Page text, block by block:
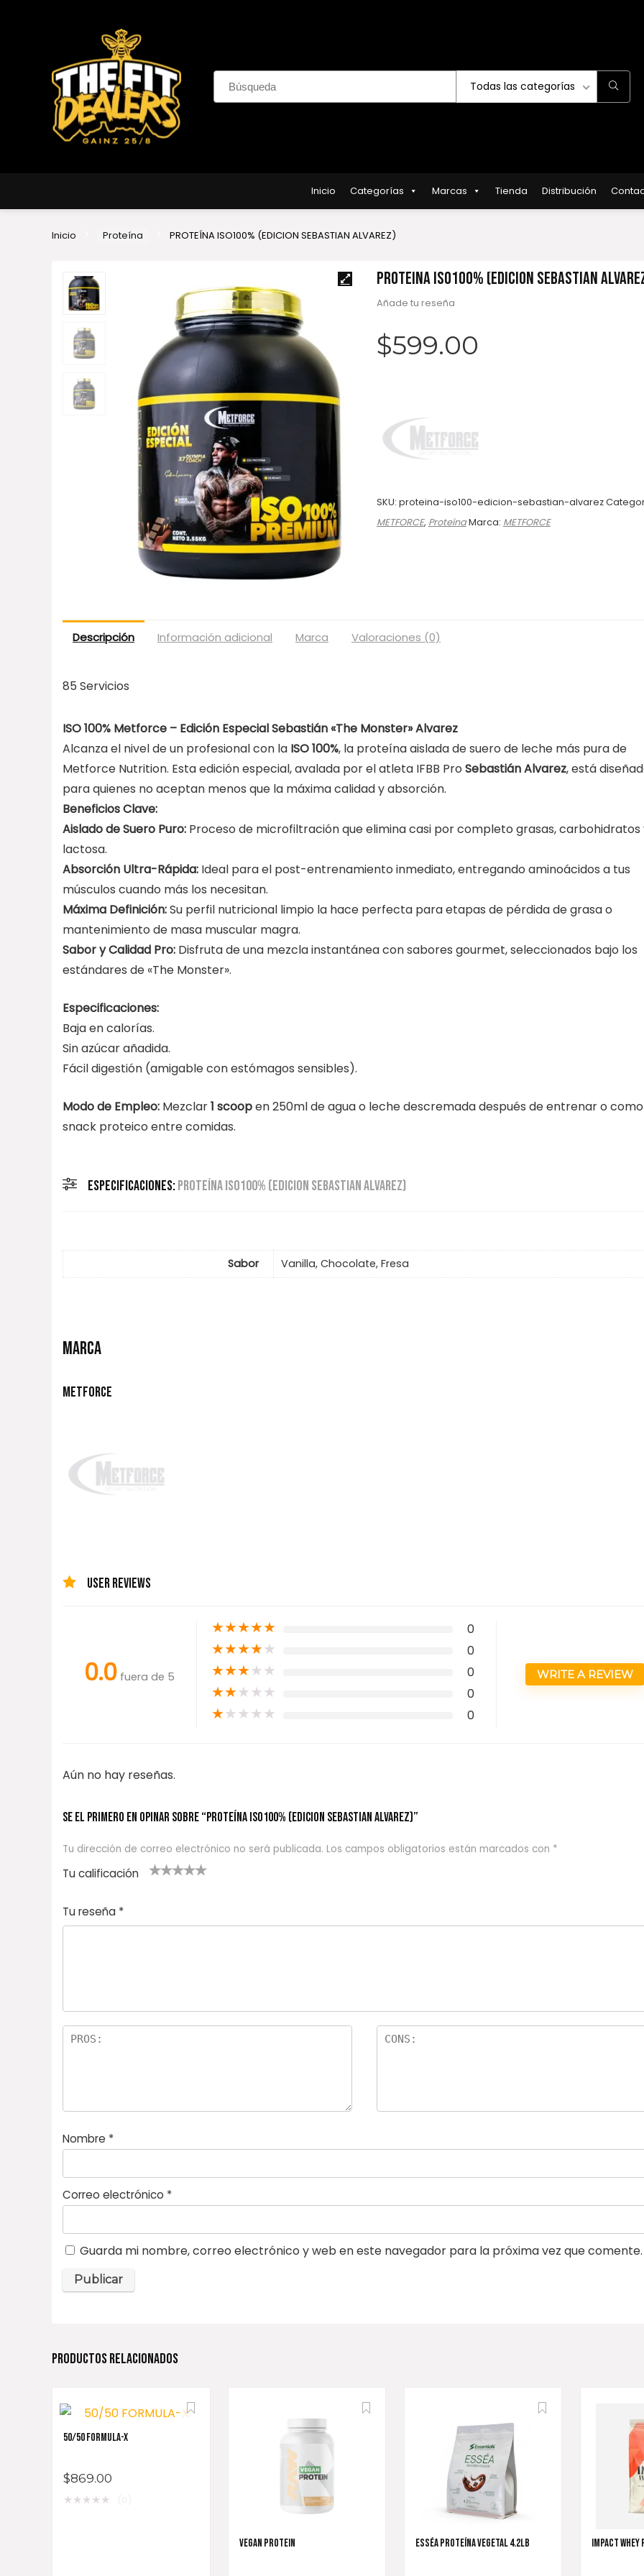
Todas las categorías
Inicio Categorías Marcas Tienda Distribución
Inicio Proteína PROTEÍNA ISO100% (EDICION SEBASTIAN ALVAREZ)
PROTEÍNA ISO100% (EDICION SEBASTIAN
Añade tu reseña
$599.00
SKU: proteina-iso100-edicion-sebastian-alvarez
METFORCE, ProteínaMarca: METFORCE
Descripción Información adicional Marca Valoraciones (0)
85 Servicios
ISO 100% Metforce – Edición Especial Sebastián «The Monster» Alvarez
Alcanza el nivel de un profesional con la ISO 100%, la proteína aislada de suero de leche más pura de
Metforce Nutrition. Esta edición especial, avalada por el atleta IFBB Pro Sebastián Alvarez, está
para quienes no aceptan menos que la máxima calidad y absorción.
Beneficios Clave:
Aislado de Suero Puro: Proceso de microfiltración que elimina casi por completo grasas, carbohidratos
lactosa.
Absorción Ultra-Rápida: Ideal para el post-entrenamiento inmediato, entregando aminoácidos a tus
músculos cuando más los necesitan.
Máxima Definición:Su perfil nutricional limpio la hace perfecta para etapas de pérdida de grasa o
mantenimiento de masa muscular magra.
Sabor y Calidad Pro: Disfruta de una mezcla instantánea con sabores gourmet, seleccionados bajo los
estándares de «The Monster».
Especificaciones:
Baja en calorías.
Sin azúcar añadida.
Fácil digestión (amigable con estómagos sensibles).
Modo de Empleo: Mezclar1 scoopen 250ml de agua o leche descremada después de entrenar o como
snack proteico entre comidas.
ESPECIFICACIONES:PROTEÍNA ISO100% (EDICION SEBASTIAN ALVAREZ)
Sabor Vanilla, Chocolate, Fresa
MARCA
METFORCE
USER REVIEWS
0.0 fuera de 5
★★★★★ 0
★★★★★ 0
★★★★★ 0
★★★★★ 0
★★★★★ 0
WRITE A REVIEW
Aún no hay reseñas.
Se el primero en opinar sobre “PROTEÍNA ISO100% (EDICION SEBASTIAN ALVAREZ)”
Tu dirección de correo electrónico no será publicada. Los campos obligatorios están marcados con *
Tu calificación
e
el
5
las
s
Tu reseña *
Nombre *
Correo electrónico *
Guarda mi nombre, correo electrónico y web en este navegador para la próxima vez que comente.
PRODUCTOS RELACIONADOS
50/50 FORMULA-X
$869.00
★★★★★
VEGAN PROTEIN ESSÉA PROTEÍNA VEGETAL 4.2LB IMPACT